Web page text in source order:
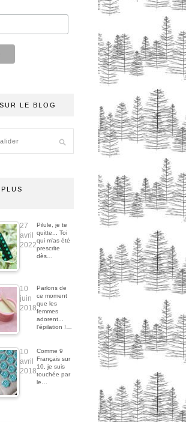
LE BLOG
27
avril
2022
Pilule, je te
quitte... Toi
qui m'as été
prescrite
dès…
10
juin
2018
Parlons de
ce moment
que les
femmes
adorent...
l'épilation !…
10
avril
2018
Comme 9
Français sur
10, je suis
touchée par
le…